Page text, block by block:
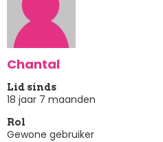
Chantal
Lid sinds
18 jaar 7 maanden
Rol
Gewone gebruiker